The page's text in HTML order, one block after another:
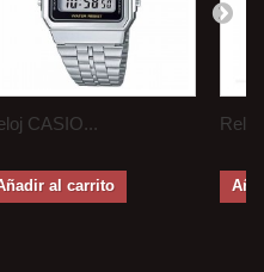
CASIO...
al carrito